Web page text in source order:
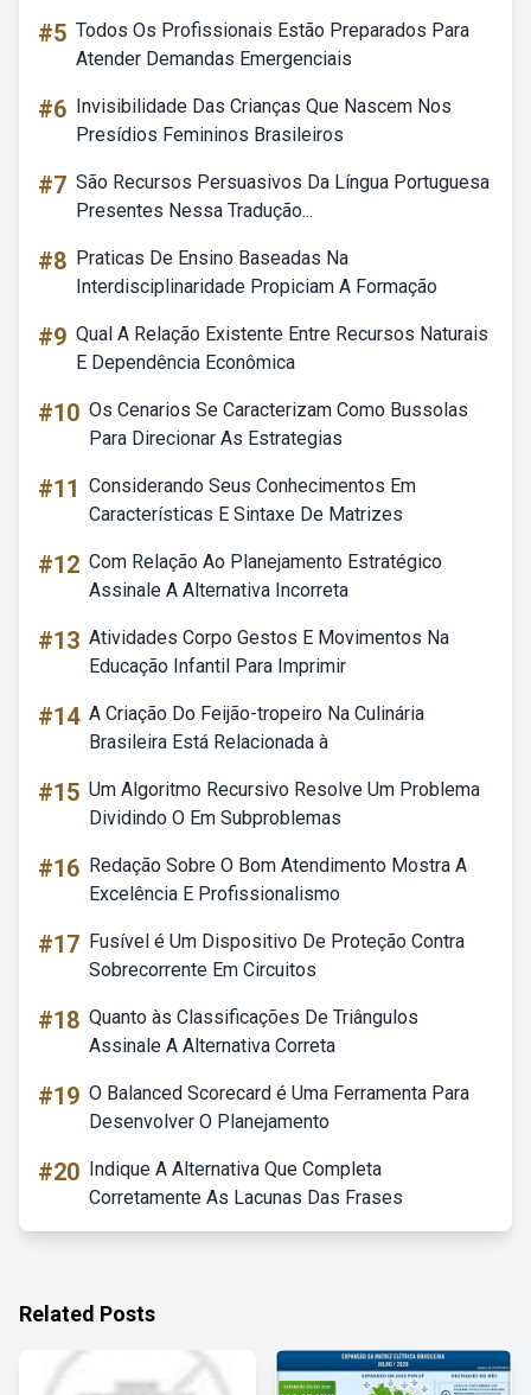
#5 Todos Os Profissionais Estão Preparados Para
Atender Demandas Emergenciais
#6 Invisibilidade Das Crianças Que Nascem Nos
Presídios Femininos Brasileiros
#7 São Recursos Persuasivos Da Língua Portuguesa
Presentes Nessa Tradução...
#8 Praticas De Ensino Baseadas Na
Interdisciplinaridade Propiciam A Formação
#9 Qual A Relação Existente Entre Recursos Naturais
E Dependência Econômica
#10 Os Cenarios Se Caracterizam Como Bussolas
Para Direcionar As Estrategias
#11 Considerando Seus Conhecimentos Em
Características E Sintaxe De Matrizes
#12 Com Relação Ao Planejamento Estratégico
Assinale A Alternativa Incorreta
#13 Atividades Corpo Gestos E Movimentos Na
Educação Infantil Para Imprimir
#14 A Criação Do Feijão-tropeiro Na Culinária
Brasileira Está Relacionada à
#15 Um Algoritmo Recursivo Resolve Um Problema
Dividindo O Em Subproblemas
#16 Redação Sobre O Bom Atendimento Mostra A
Excelência E Profissionalismo
#17 Fusível é Um Dispositivo De Proteção Contra
Sobrecorrente Em Circuitos
#18 Quanto às Classificações De Triângulos
Assinale A Alternativa Correta
#19 O Balanced Scorecard é Uma Ferramenta Para
Desenvolver O Planejamento
#20 Indique A Alternativa Que Completa
Corretamente As Lacunas Das Frases
Related Posts